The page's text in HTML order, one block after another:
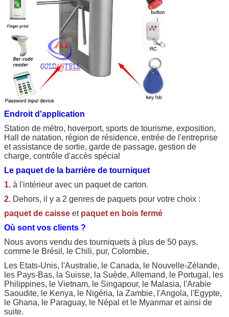
Endroit d'application
Station de métro, hoverport, sports de tourisme, exposition,
Hall de natation, région de résidence, entrée de l'entreprise
et assistance de sortie, garde de passage, gestion de
charge, contrôle d'accès spécial
Le paquet de la barrière de tourniquet
1. à l'intérieur avec un paquet de carton.
2. Dehors, il y a 2 genres de paquets pour votre choix :
paquet de caisse et paquet en bois fermé
Où sont vos clients ?
Nous avons vendu des tourniquets à plus de 50 pays,
comme le Brésil, le Chili, pur, Colombie,
Les Etats-Unis, l'Australie, le Canada, le Nouvelle-Zélande,
les Pays-Bas, la Suisse, la Suède, Allemand, le Portugal, les
Philippines, le Vietnam, le Singapour, le Malasia, l'Arabie
Saoudite, le Kenya, le Nigéria, la Zambie, l'Angola, l'Egypte,
le Ghana, le Paraguay, le Népal et le Myanmar et ainsi de
suite.